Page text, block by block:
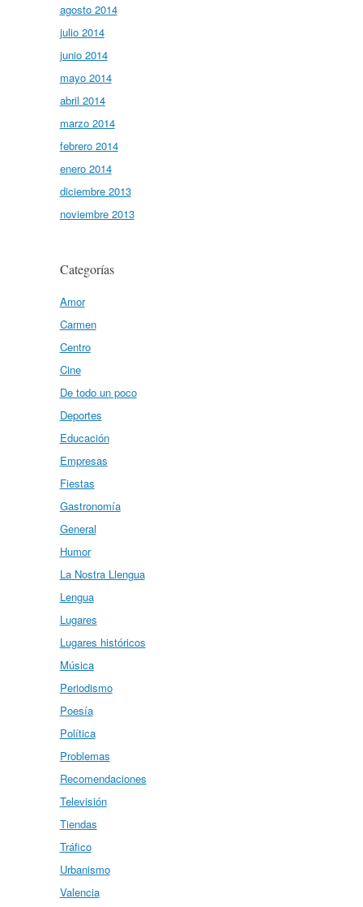
agosto 2014
julio 2014
junio 2014
mayo 2014
abril 2014
marzo 2014
febrero 2014
enero 2014
diciembre 2013
noviembre 2013
Categorías
Amor
Carmen
Centro
Cine
De todo un poco
Deportes
Educación
Empresas
Fiestas
Gastronomía
General
Humor
La Nostra Llengua
Lengua
Lugares
Lugares históricos
Música
Periodismo
Poesía
Política
Problemas
Recomendaciones
Televisión
Tiendas
Tráfico
Urbanismo
Valencia